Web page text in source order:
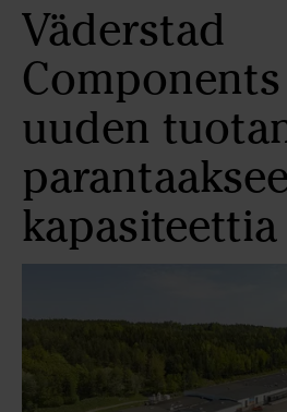
Väderstad
uuden
kapasiteettia